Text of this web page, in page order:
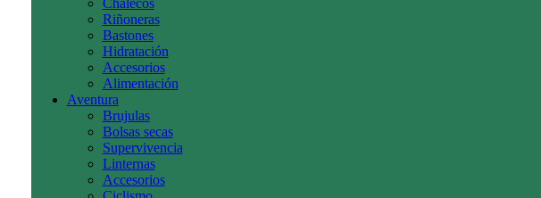
Chalecos
Riñoneras
Bastones
Hidratación
Accesorios
Alimentación
Aventura
Brujulas
Bolsas secas
Supervivencia
Linternas
Accesorios